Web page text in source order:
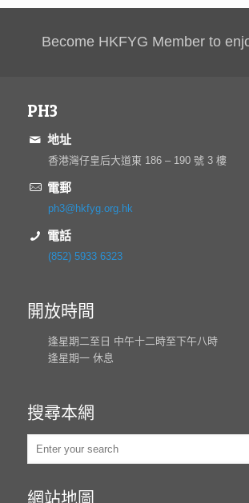
Become HKFYG Member to
PH3
地址
香港灣仔皇后大道東 186 – 190 號 3 樓
電郵
ph3@hkfyg.org.hk
電話
(852) 5933 6323
開放時間
逢星期二至日 中午十二時至下午八時
逢星期一 休息
搜尋本網
網站地圖